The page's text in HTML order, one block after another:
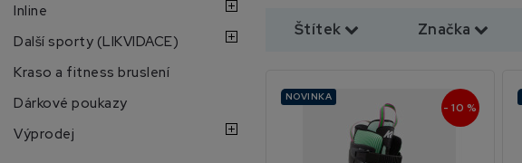
Inline
Další sporty (LIKVIDACE)
Kraso a fitness bruslení
Dárkové poukazy
Výprodej
Štítek Značka
NOVINKA
- 10 %